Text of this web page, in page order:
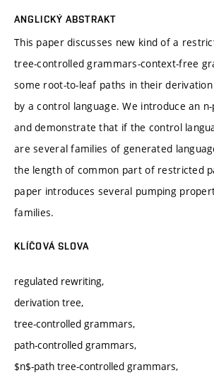
ANGLICKÝ ABSTRAKT
This paper discusses new kind of a
tree-controlled grammars-context-free
some root-to-leaf paths in their
by a control language. We introduce an
and demonstrate that if the control
are several families of generated
the length of common part of restricted
paper introduces several pumping
families.
KLÍČOVÁ SLOVA
regulated rewriting,
derivation tree,
tree-controlled grammars,
path-controlled grammars,
$n$-path tree-controlled grammars,